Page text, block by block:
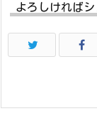
よろしければ